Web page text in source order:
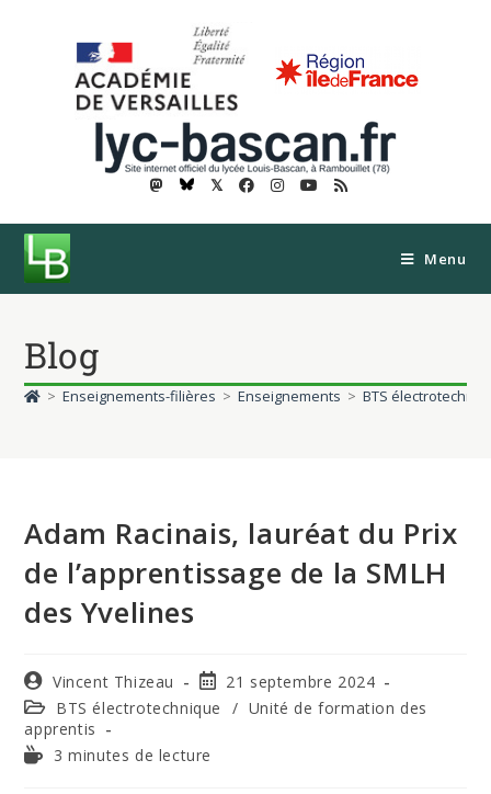
𝕏
Menu
Blog
> Enseignements-filières > Enseignements > BTS
Adam Racinais, lauréat du Prix
de l’apprentissage de la SMLH
des Yvelines
Vincent Thizeau
21 septembre 2024
BTS électrotechnique
/ Unité de formation des
apprentis
3 minutes de lecture